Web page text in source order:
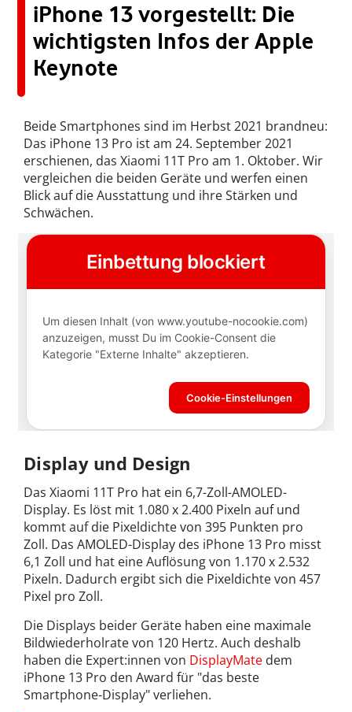
iPhone 13 vorgestellt: Die
wichtigsten Infos der Apple
Keynote
Beide Smartphones sind im Herbst 2021 brandneu:
Das iPhone 13 Pro ist am 24. September 2021
erschienen, das Xiaomi 11T Pro am 1. Oktober. Wir
vergleichen die beiden Geräte und werfen einen
Blick auf die Ausstattung und ihre Stärken und
Schwächen.
Display und Design
Das Xiaomi 11T Pro hat ein 6,7-Zoll-AMOLED-
Display. Es löst mit 1.080 x 2.400 Pixeln auf und
kommt auf die Pixeldichte von 395 Punkten pro
Zoll. Das AMOLED-Display des iPhone 13 Pro misst
6,1 Zoll und hat eine Auflösung von 1.170 x 2.532
Pixeln. Dadurch ergibt sich die Pixeldichte von 457
Pixel pro Zoll.
Die Displays beider Geräte haben eine maximale
Bildwiederholrate von 120 Hertz. Auch deshalb
haben die Expert:innen von DisplayMate dem
iPhone 13 Pro den Award für "das beste
Smartphone-Display" verliehen.